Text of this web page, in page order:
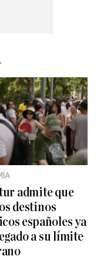
admite que
destinos
españoles ya
a su límite